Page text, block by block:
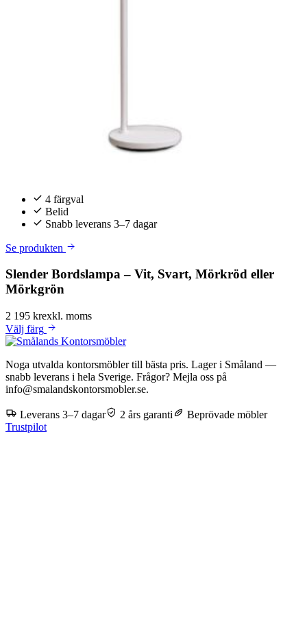
4 färgval
Belid
Snabb leverans 3–7 dagar
Se produkten
Slender Bordslampa – Vit, Svart, Mörkröd eller
Mörkgrön
2 195 krexkl. moms
Välj färg
Noga utvalda kontorsmöbler till bästa pris. Lager i Småland —
snabb leverans i hela Sverige. Frågor? Mejla oss på
info@smalandskontorsmobler.se.
Leverans 3–7 dagar 2 års garanti
Beprövade möbler
Trustpilot